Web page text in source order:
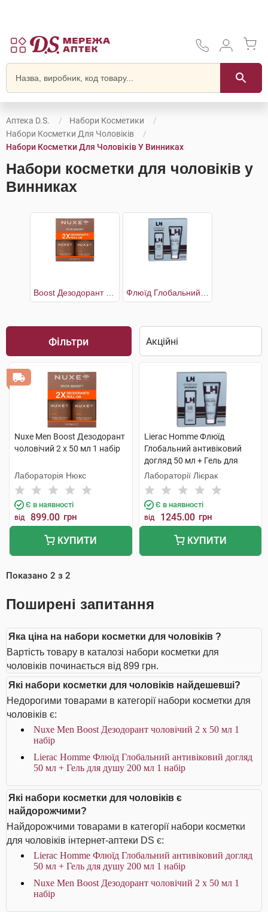
Аптека D.S.
Набори Косметики
Набори Косметки Для Чоловіків
Набори Косметки Для Чоловіків У Винниках
Набори косметки для чоловіків у
Винниках
Фільтри
Nuxe Men Boost Дезодорант
чоловічий 2 х 50 мл 1 набір
Лабораторія Нюкс
Є в наявності
від 899.00 грн
КУПИТИ
Lierac Homme Флюїд
Глобальний антивіковий
догляд 50 мл + Гель для
душу 200 мл 1 набір
Лабораторії Лієрак
Є в наявності
від 1245.00 грн
КУПИТИ
Показано 2 з 2
Поширені запитання
Яка ціна на набори косметки для чоловіків ?
Вартість товару в каталозі набори косметки для
чоловіків починається від 899 грн.
Які набори косметки для чоловіків найдешевші?
Недорогими товарами в категорії набори косметки для
чоловіків є:
Nuxe Men Boost Дезодорант чоловічий 2 х 50 мл 1
набір
Lierac Homme Флюїд Глобальний антивіковий догляд
50 мл + Гель для душу 200 мл 1 набір
Які набори косметки для чоловіків є
найдорожчими?
Найдорожчими товарами в категорії набори косметки
для чоловіків інтернет-аптеки DS є:
Lierac Homme Флюїд Глобальний антивіковий догляд
50 мл + Гель для душу 200 мл 1 набір
Nuxe Men Boost Дезодорант чоловічий 2 х 50 мл 1
набір